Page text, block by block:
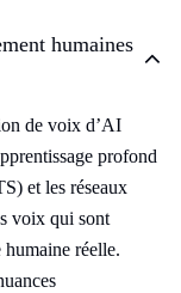
humaines
de voix d’AI
profond
et les réseaux
voix qui sont
réelle.